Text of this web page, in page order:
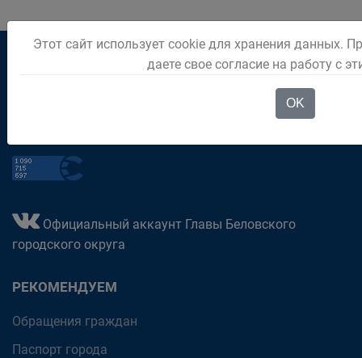
Официальный аккаунт Главы Беловского
городского округа
РЕКОМЕНДУЕМ
Обращения граждан
Паспорт города
Этот сайт использует cookie для хранения данных.
даете свое согласие на работу с
OK